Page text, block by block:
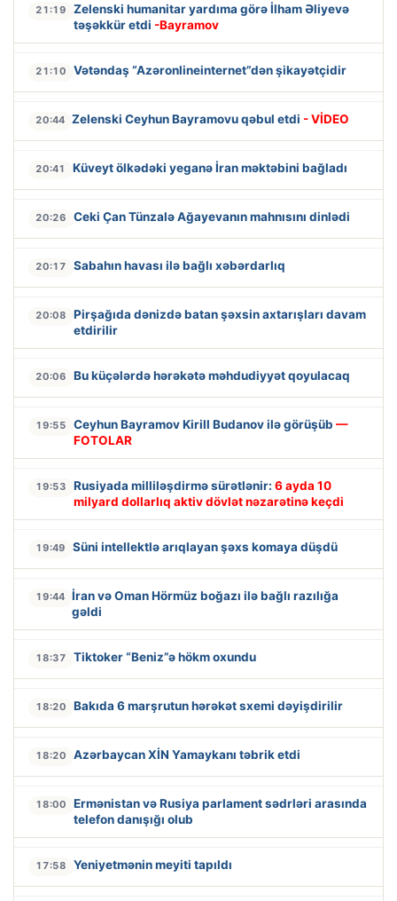
21:19
Zelenski humanitar yardıma görə İlham Əliyevə
təşəkkür etdi -Bayramov
21:10 Vətəndaş “Azəronlineinternet”dən şikayətçidir
20:44 Zelenski Ceyhun Bayramovu qəbul etdi - VİDEO
20:41 Küveyt ölkədəki yeganə İran məktəbini bağladı
20:26 Ceki Çan Tünzalə Ağayevanın mahnısını dinlədi
20:17 Sabahın havası ilə bağlı xəbərdarlıq
20:08
Pirşağıda dənizdə batan şəxsin axtarışları davam
etdirilir
20:06 Bu küçələrdə hərəkətə məhdudiyyət qoyulacaq
19:55 Ceyhun Bayramov Kirill Budanov ilə görüşüb —
FOTOLAR
19:53 Rusiyada milliləşdirmə sürətlənir: 6 ayda 10
milyard dollarlıq aktiv dövlət nəzarətinə keçdi
19:49 Süni intellektlə arıqlayan şəxs komaya düşdü
19:44 İran və Oman Hörmüz boğazı ilə bağlı razılığa
gəldi
18:37 Tiktoker “Beniz”ə hökm oxundu
18:20 Bakıda 6 marşrutun hərəkət sxemi dəyişdirilir
18:20 Azərbaycan XİN Yamaykanı təbrik etdi
18:00
Ermənistan və Rusiya parlament sədrləri arasında
telefon danışığı olub
17:58 Yeniyetmənin meyiti tapıldı